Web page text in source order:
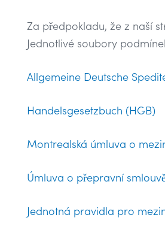
Za předpokladu, že z naší
Jednotlivé soubory
Allgemeine Deutsche
Handelsgesetzbuch (HGB)
Montrealská úmluva o
Úmluva o přepravní
Jednotná pravidla pro